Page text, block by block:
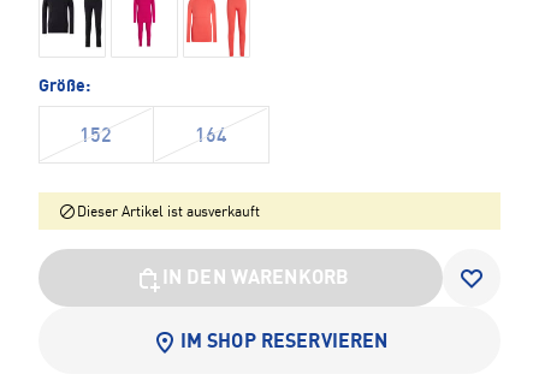
Größe:
152 164
Dieser Artikel ist ausverkauft
IN DEN WARENKORB
IM SHOP RESERVIEREN